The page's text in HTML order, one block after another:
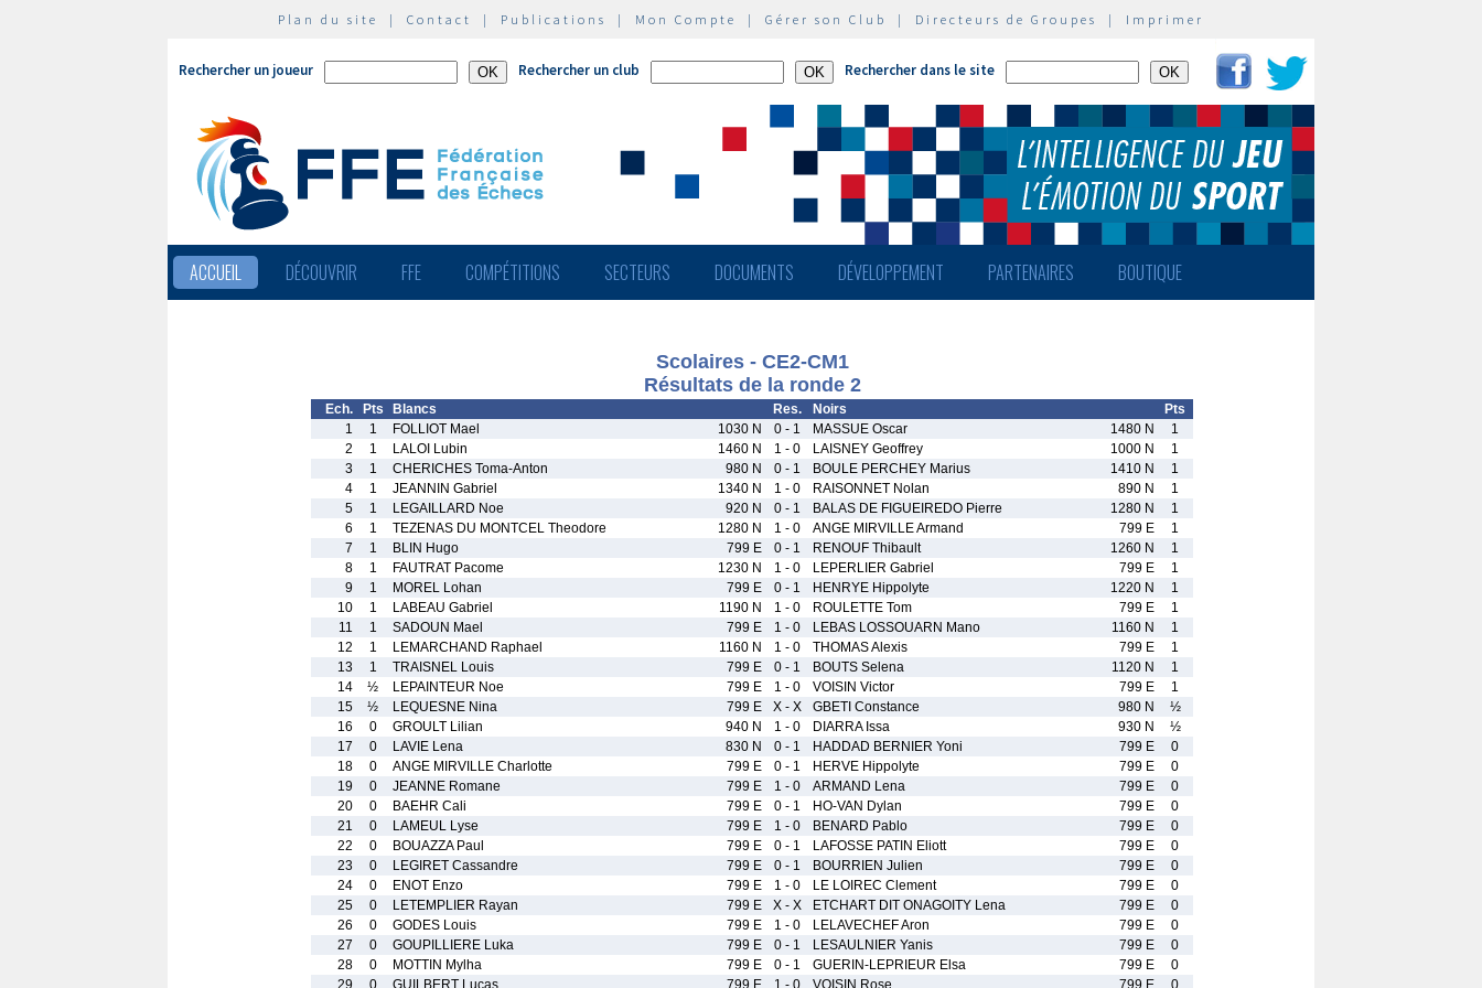
Plan du site | Contact | Publications | Mon Compte | Gérer son Club | Directeurs de Groupes | Imprimer
Rechercher un joueur Rechercher un club Rechercher dans le site
ACCUEIL DÉCOUVRIR FFE COMPÉTITIONS SECTEURS DOCUMENTS DÉVELOPPEMENT PARTENAIRES BOUTIQUE
Scolaires - CE2-CM1
Résultats de la ronde 2
Ech. Pts Blancs Res. Noirs
Pts
1
1 FOLLIOT Mael 1030 N 0 - 1 MASSUE Oscar 1480 N
1
2
1 LALOI Lubin 1460 N 1 - 0 LAISNEY Geoffrey 1000 N
1
3
1 CHERICHES Toma-Anton 980 N 0 - 1 BOULE PERCHEY Marius 1410 N
1
4
1 JEANNIN Gabriel 1340 N 1 - 0 RAISONNET Nolan 890 N
1
5
1 LEGAILLARD Noe 920 N 0 - 1 BALAS DE FIGUEIREDO Pierre 1280 N
1
6
1 TEZENAS DU MONTCEL Theodore 1280 N 1 - 0 ANGE MIRVILLE Armand 799 E
1
7
1 BLIN Hugo 799 E 0 - 1 RENOUF Thibault 1260 N
1
8
1 FAUTRAT Pacome 1230 N 1 - 0 LEPERLIER Gabriel 799 E
1
9
1 MOREL Lohan 799 E 0 - 1 HENRYE Hippolyte 1220 N
1
10
1 LABEAU Gabriel 1190 N 1 - 0 ROULETTE Tom 799 E
1
11
1 SADOUN Mael 799 E 1 - 0 LEBAS LOSSOUARN Mano 1160 N
1
12
1 LEMARCHAND Raphael 1160 N 1 - 0 THOMAS Alexis 799 E
1
13
1 TRAISNEL Louis 799 E 0 - 1 BOUTS Selena 1120 N
1
14
½ LEPAINTEUR Noe 799 E 1 - 0 VOISIN Victor 799 E
1
15
½ LEQUESNE Nina 799 E X - X GBETI Constance 980 N
½
16
0 GROULT Lilian 940 N 1 - 0 DIARRA Issa 930 N
½
17
0 LAVIE Lena 830 N 0 - 1 HADDAD BERNIER Yoni 799 E
0
18
0 ANGE MIRVILLE Charlotte 799 E 0 - 1 HERVE Hippolyte 799 E
0
19
0 JEANNE Romane 799 E 1 - 0 ARMAND Lena 799 E
0
20
0 BAEHR Cali 799 E 0 - 1 HO-VAN Dylan 799 E
0
21
0 LAMEUL Lyse 799 E 1 - 0 BENARD Pablo 799 E
0
22
0 BOUAZZA Paul 799 E 0 - 1 LAFOSSE PATIN Eliott 799 E
0
23
0 LEGIRET Cassandre 799 E 0 - 1 BOURRIEN Julien 799 E
0
24
0 ENOT Enzo 799 E 1 - 0 LE LOIREC Clement 799 E
0
25
0 LETEMPLIER Rayan 799 E X - X ETCHART DIT ONAGOITY Lena 799 E
0
26
0 GODES Louis 799 E 1 - 0 LELAVECHEF Aron 799 E
0
27
0 GOUPILLIERE Luka 799 E 0 - 1 LESAULNIER Yanis 799 E
0
28
0 MOTTIN Mylha 799 E 0 - 1 GUERIN-LEPRIEUR Elsa 799 E
0
29
0 GUILBERT Lucas 799 E 1 - 0 VOISIN Rose 799 E 0